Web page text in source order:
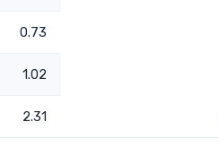
0.73
1.02
2.31